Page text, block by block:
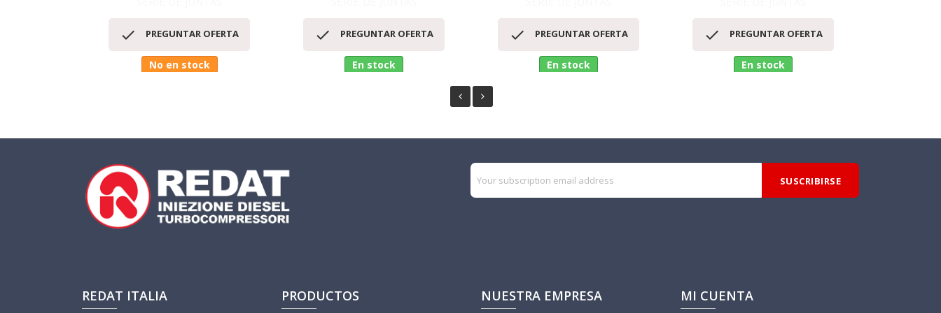
Vista rápida
 PREGUNTAR OFERTA
No en stock
Vista rápida
 PREGUNTAR OFERTA
En stock
Vista rápida
 PREGUNTAR OFERTA
En stock
Vista rápida
 PREGUNTAR OFERTA
En stock
REDAT ITALIA PRODUCTOS NUESTRA EMPRESA MI CUENTA